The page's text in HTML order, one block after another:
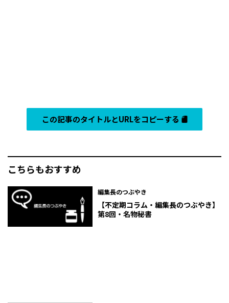
この記事のタイトルとURLをコピーする
こちらもおすすめ
編集長のつぶやき
【不定期コラム・編集長のつぶやき】
第8回・名物秘書